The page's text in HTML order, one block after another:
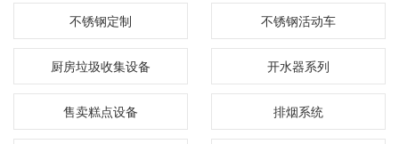
不锈钢定制 不锈钢活动车
厨房垃圾收集设备 开水器系列
售卖糕点设备 排烟系统